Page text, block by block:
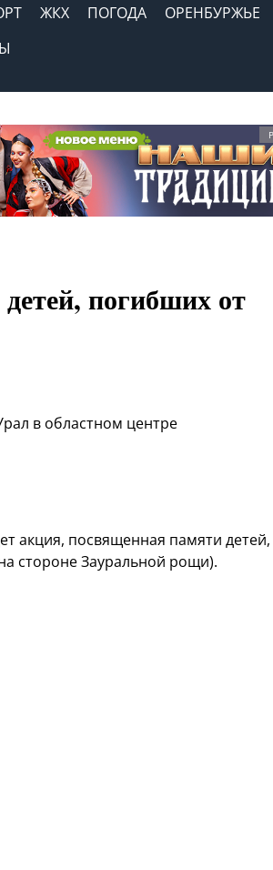
ЖКХ ПОГОДА ОРЕНБУРЖЬЕ
погибших от
в областном центре
акция, посвященная памяти
стороне Зауральной рощи).